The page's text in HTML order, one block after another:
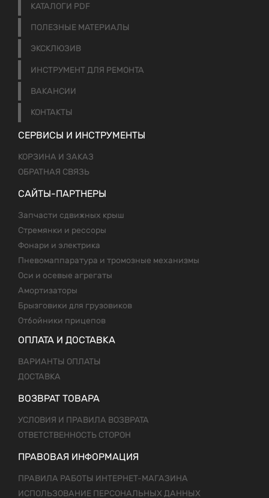
КАТАЛОГИ PDF
ПОЛЕЗНЫЕ МАТЕРИАЛЫ
ЭКСКЛЮЗИВ
ИНСТРУМЕНТ ДЛЯ РЕМОНТА
ВАКАНСИИ
КОНТАКТЫ
СЕРВИСЫ И ИНСТРУМЕНТЫ
КОРЗИНА И ЗАКАЗ
ОБРАТНАЯ СВЯЗЬ
САЙТЫ-ПАРТНЕРЫ
Запчасти сдвижных крыш
Стремянки и рессоры
Фонари и электрика
Пневомаппаратура и тромозные механизмы
Оси и осевые агрегаты
Амортизаторы
Брызговики для грузовиков
Отбойники прицепов
ОПЛАТА И ДОСТАВКА
ВАРИАНТЫ ОПЛАТЫ
ДОСТАВКА
ВОЗВРАТ ТОВАРА
УСЛОВИЯ И ПРАВИЛА ВОЗВРАТА
ОТВЕТСТВЕННОСТЬ СТОРОН
ПРАВОВАЯ ИНФОРМАЦИЯ
ПРАВИЛА РАБОТЫ ИНТЕРНЕТ-МАГАЗИНА
ИСПОЛЬЗОВАНИЕ ПЕРСОНАЛЬНЫХ ДАННЫХ